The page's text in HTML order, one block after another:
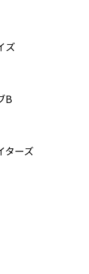
ズ
B
ーズ